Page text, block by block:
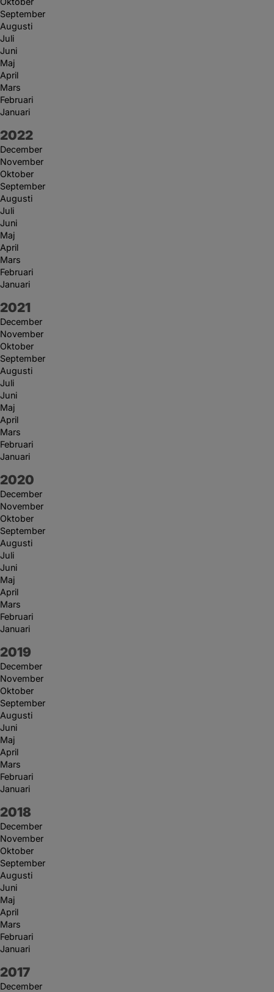
September
Augusti
Juli
Juni
Maj
April
Mars
Februari
Januari
År:
2022
December
November
Oktober
September
Augusti
Juli
Juni
Maj
April
Mars
Februari
Januari
År:
2021
December
November
Oktober
September
Augusti
Juli
Juni
Maj
April
Mars
Februari
Januari
År:
2020
December
November
Oktober
September
Augusti
Juli
Juni
Maj
April
Mars
Februari
Januari
År:
2019
December
November
Oktober
September
Augusti
Juni
Maj
April
Mars
Februari
Januari
År:
2018
December
November
Oktober
September
Augusti
Juni
Maj
April
Mars
Februari
Januari
År:
2017
December